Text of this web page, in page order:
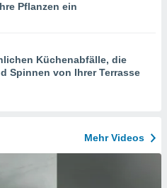
Pflanzen ein
Küchenabfälle, die
Spinnen von Ihrer Terrasse
Mehr Videos